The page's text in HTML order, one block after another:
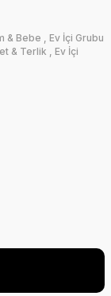
& Bebe , Ev İçi Grubu
& Terlik , Ev İçi